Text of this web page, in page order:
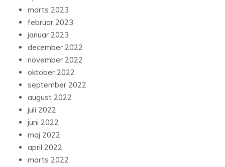
marts 2023
februar 2023
januar 2023
december 2022
november 2022
oktober 2022
september 2022
august 2022
juli 2022
juni 2022
maj 2022
april 2022
marts 2022